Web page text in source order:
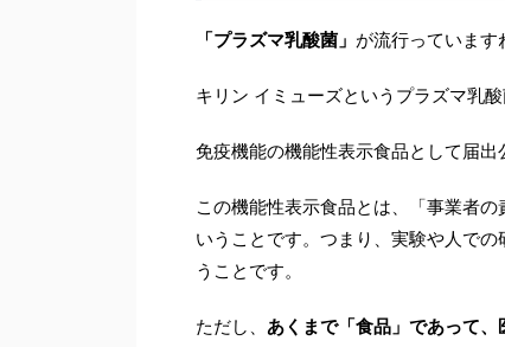
「プラズマ乳酸菌」 が流行っています
キリン イミューズというプラズマ乳
免疫機能の機能性表示食品として届出
この機能性表示食品とは、「事業者
いうことです。つまり、実験や人で
うことです。
ただし、 あくまで「食品」であって